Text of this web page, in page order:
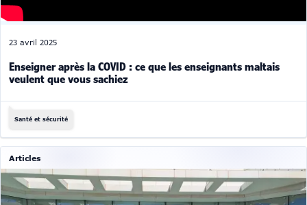
23 avril 2025
Enseigner après la COVID : ce que les enseignants maltais
veulent que vous sachiez
Santé et sécurité
Articles